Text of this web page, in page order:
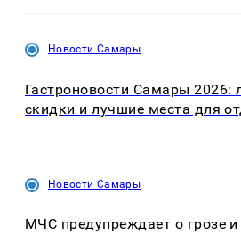
Новости Самары
Гастроновости Самары 2026:
скидки и лучшие места для
Новости Самары
МЧС предупреждает о грозе